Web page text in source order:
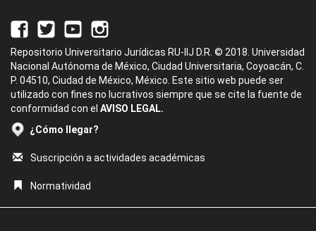
Repositorio Universitario Jurídicas RU-IIJ D.R. © 2018. Universidad
Nacional Autónoma de México, Ciudad Universitaria, Coyoacán, C.
P. 04510, Ciudad de México, México. Este sitio web puede ser
utilizado con fines no lucrativos siempre que se cite la fuente de
conformidad con el AVISO LEGAL.
¿Cómo llegar?
Suscripción a actividades académicas
Normatividad